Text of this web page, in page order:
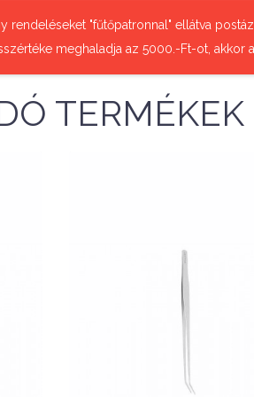
rendeléseket "fűtőpatronnal" ellátva
meghaladja az 5000.-Ft-ot, akkor
TERMÉKEK
Nettó ár: 3,071 Ft
csipesz